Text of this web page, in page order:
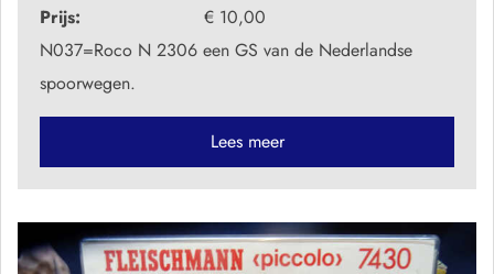
Prijs:
€ 10,00
N037=Roco N 2306 een GS van de Nederlandse
spoorwegen.
Lees meer